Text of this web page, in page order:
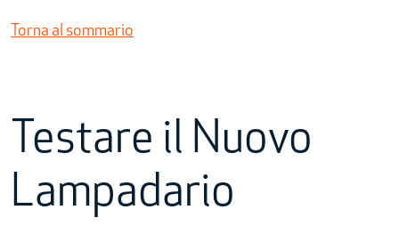
Torna al sommario
Testare il Nuovo
Lampadario